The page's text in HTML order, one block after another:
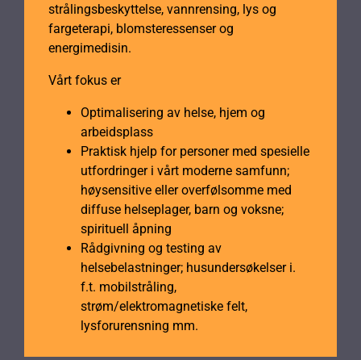
strålingsbeskyttelse, vannrensing, lys og
fargeterapi, blomsteressenser og
energimedisin.
Vårt fokus er
Optimalisering av helse, hjem og
arbeidsplass
Praktisk hjelp for personer med spesielle
utfordringer i vårt moderne samfunn;
høysensitive eller overfølsomme med
diffuse helseplager, barn og voksne;
spirituell åpning
Rådgivning og testing av
helsebelastninger; husundersøkelser i.
f.t. mobilstråling,
strøm/elektromagnetiske felt,
lysforurensning mm.